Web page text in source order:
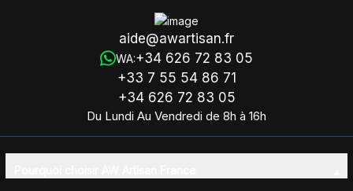
aide@awartisan.fr
WA:+34 626 72 83 05
+33 7 55 54 86 71
+34 626 72 83 05
Du Lundi Au Vendredi de 8h à 16h